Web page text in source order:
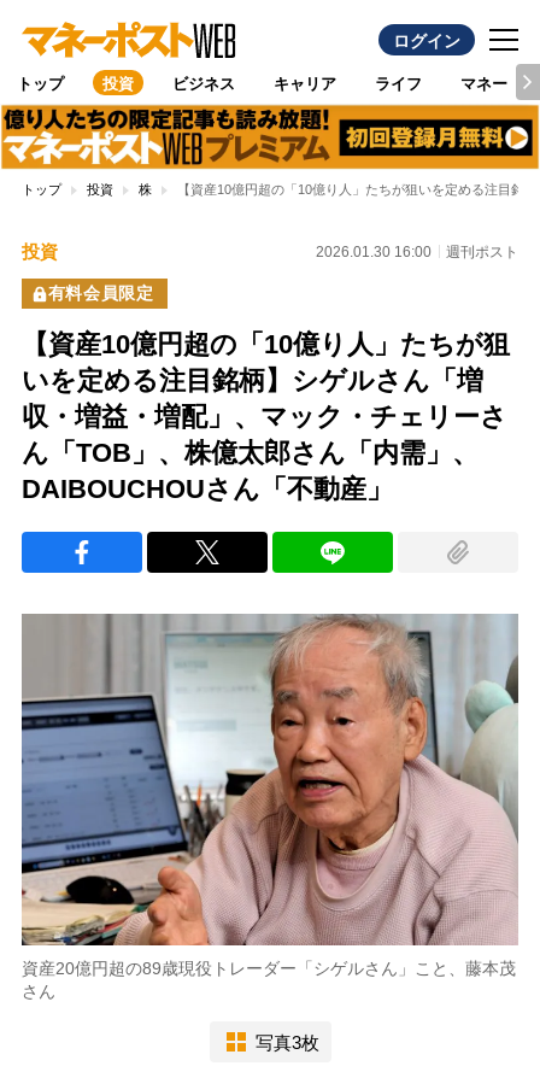
ログイン
トップ 投資 ビジネス キャリア ライフ マネー
トップ 投資 株 【資産10億円超の「10億り人」たちが狙いを定める注目
投資 2026.01.30 16:00 週刊ポスト
有料会員限定
【資産10億円超の「10億り人」たちが狙
いを定める注目銘柄】シゲルさん「増
収・増益・増配」、マック・チェリーさ
ん「TOB」、株億太郎さん「内需」、
DAIBOUCHOUさん「不動産」
資産20億円超の89歳現役トレーダー「シゲルさん」こと、藤本茂
さん
写真3枚